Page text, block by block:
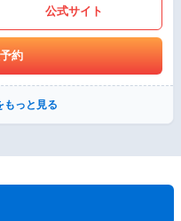
公式サイト
約
もっと見る